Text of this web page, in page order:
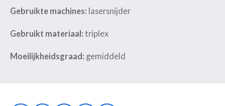
Gebruikte machines: lasersnijder
Gebruikt materiaal: triplex
Moeilijkheidsgraad: gemiddeld